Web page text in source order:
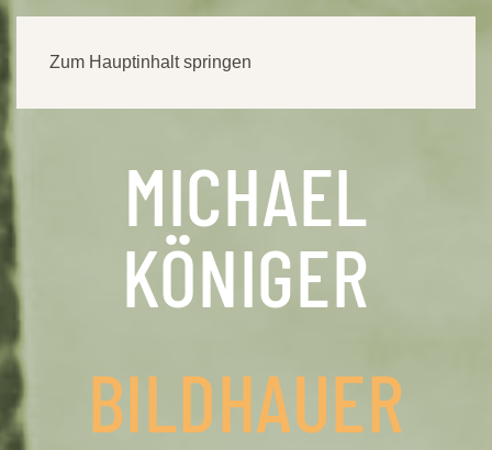
Zum Hauptinhalt springen
MICHAEL
KÖNIGER
BILDHAUER